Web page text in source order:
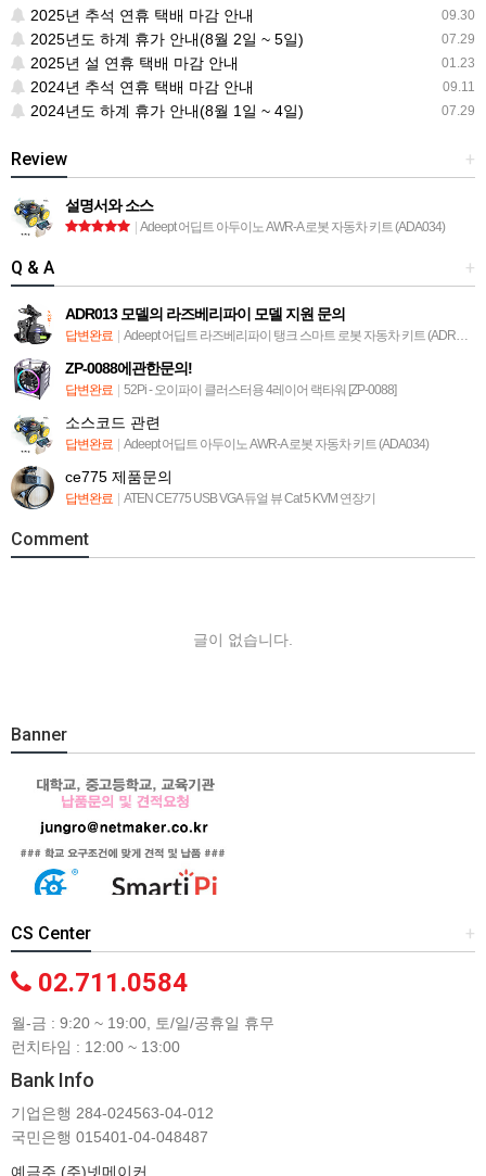
09.30
2025년 추석 연휴 택배 마감 안내
07.29
2025년도 하계 휴가 안내(8월 2일 ~ 5일)
01.23
2025년 설 연휴 택배 마감 안내
09.11
2024년 추석 연휴 택배 마감 안내
07.29
2024년도 하계 휴가 안내(8월 1일 ~ 4일)
+
Review
설명서와 소스
| Adeept 어딥트 아두이노 AWR-A 로봇 자동차 키트 (ADA034)
+
Q & A
ADR013 모델의 라즈베리파이 모델 지원 문의
답변완료 | Adeept 어딥트 라즈베리파이 탱크 스마트 로봇 자동차 키트 (ADR013)
ZP-0088에관한문의!
답변완료 | 52Pi - 오이파이 클러스터용 4레이어 랙타워 [ZP-0088]
소스코드 관련
답변완료 | Adeept 어딥트 아두이노 AWR-A 로봇 자동차 키트 (ADA034)
ce775 제품문의
답변완료 | ATEN CE775 USB VGA 듀얼 뷰 Cat 5 KVM 연장기
Comment
글이 없습니다.
Banner
+
CS Center
02.711.0584
월-금 : 9:20 ~ 19:00, 토/일/공휴일 휴무
런치타임 : 12:00 ~ 13:00
Bank Info
기업은행 284-024563-04-012
국민은행 015401-04-048487
예금주 (주)넷메이커